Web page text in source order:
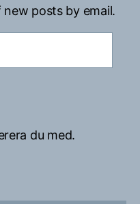
posts by email.
du med.